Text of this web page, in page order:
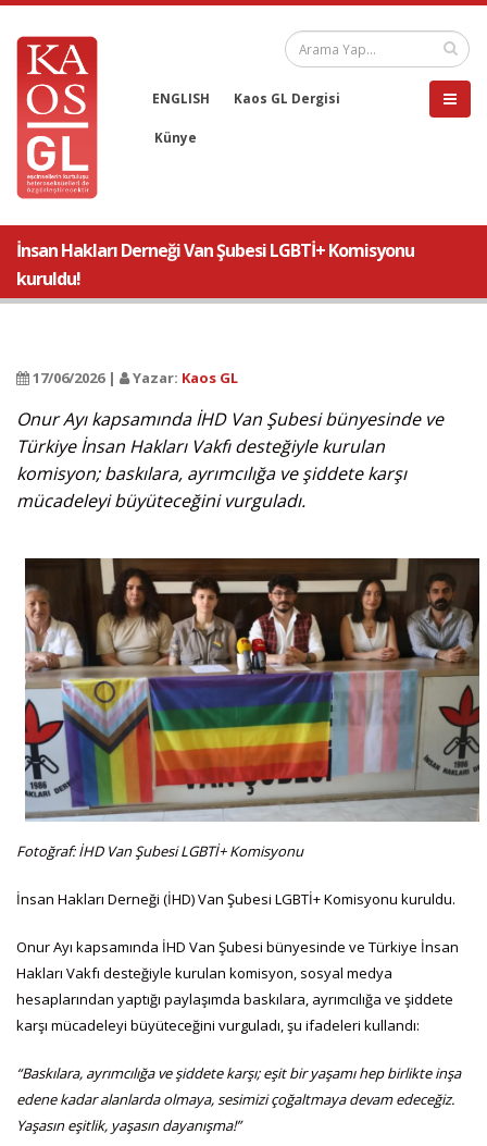
ENGLISH Kaos GL Dergisi
Künye
İnsan Hakları Derneği Van Şubesi LGBTİ+ Komisyonu
kuruldu!
17/06/2026 | Yazar: Kaos GL
Onur Ayı kapsamında İHD Van Şubesi bünyesinde ve
Türkiye İnsan Hakları Vakfı desteğiyle kurulan
komisyon; baskılara, ayrımcılığa ve şiddete karşı
mücadeleyi büyüteceğini vurguladı.
Fotoğraf: İHD Van Şubesi LGBTİ+ Komisyonu
İnsan Hakları Derneği (İHD) Van Şubesi LGBTİ+ Komisyonu kuruldu.
Onur Ayı kapsamında İHD Van Şubesi bünyesinde ve Türkiye İnsan
Hakları Vakfı desteğiyle kurulan komisyon, sosyal medya
hesaplarından yaptığı paylaşımda baskılara, ayrımcılığa ve şiddete
karşı mücadeleyi büyüteceğini vurguladı, şu ifadeleri kullandı:
“Baskılara, ayrımcılığa ve şiddete karşı; eşit bir yaşamı hep birlikte inşa
edene kadar alanlarda olmaya, sesimizi çoğaltmaya devam edeceğiz.
Yaşasın eşitlik, yaşasın dayanışma!”